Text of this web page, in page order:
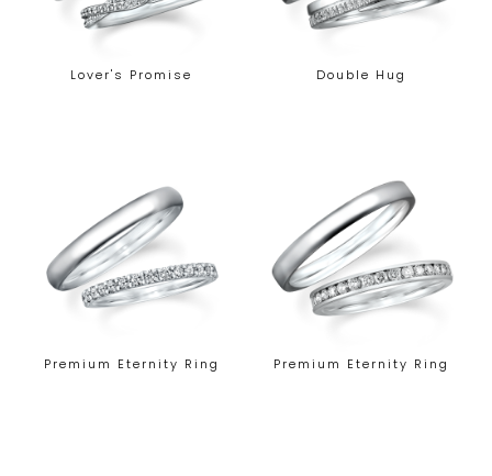
Lover's Promise Double Hug
Premium Eternity Ring Premium Eternity Ring